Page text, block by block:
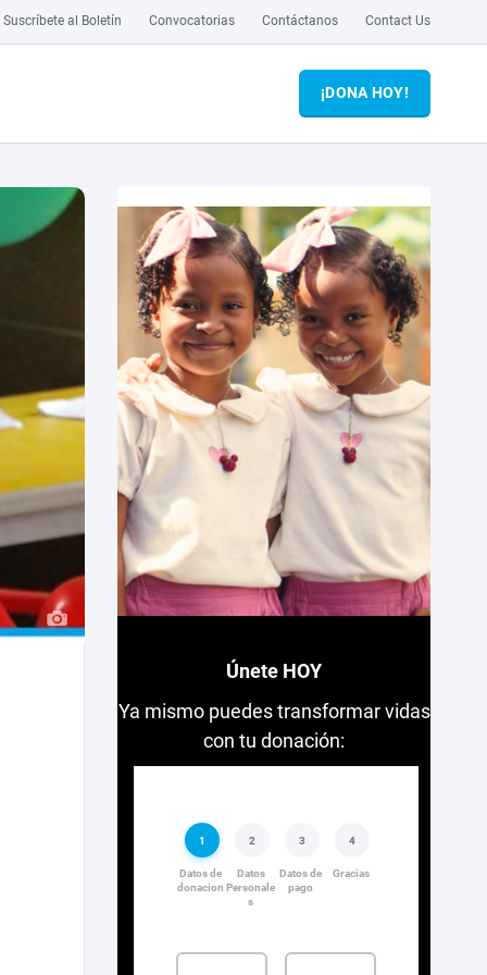
Suscríbete al Boletín Convocatorias Contáctanos Contact Us
¡DONA HOY!
Únete HOY
Ya mismo puedes transformar vidas
con tu donación: